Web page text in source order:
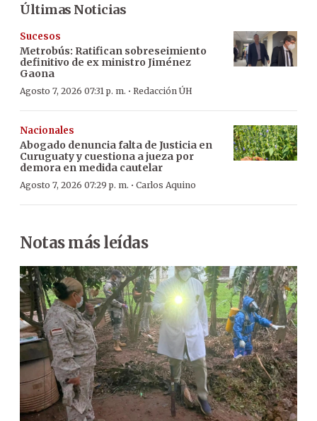
Últimas Noticias
Sucesos
Metrobús: Ratifican sobreseimiento
definitivo de ex ministro Jiménez
Gaona
Agosto 7, 2026 07:31 p. m. · Redacción ÚH
Nacionales
Abogado denuncia falta de Justicia en
Curuguaty y cuestiona a jueza por
demora en medida cautelar
Agosto 7, 2026 07:29 p. m. · Carlos Aquino
Notas más leídas